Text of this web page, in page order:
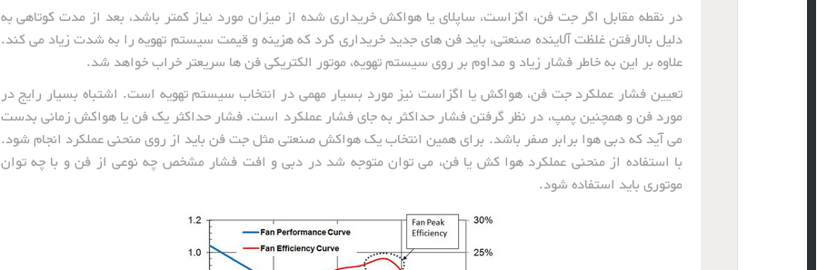
در نقطه مقابل اگر جت فن، اگزاست، ساپلای یا هواکش خریداری شده از میزان مورد نیاز کمتر باشد، بعد از مدت کوتاهی به
دلیل بالارفتن غلظت آلاینده صنعتی، باید فن های جدید خریداری کرد که هزینه و قیمت سیستم تهویه را به شدت زیاد می کند.
علاوه بر این به خاطر فشار زیاد و مداوم بر روی سیستم تهویه، موتور الکتریکی فن ها سریعتر خراب خواهد شد.
تعیین فشار عملکرد جت فن، هواکش یا اگزاست نیز مورد بسیار مهمی در انتخاب سیستم تهویه است. اشتباه بسیار رایج در
مورد فن و همچنین پمپ، در نظر گرفتن فشار حداکثر به جای فشار عملکرد است. فشار حداکثر یک فن یا هواکش زمانی بدست
می آید که دبی هوا برابر صفر باشد. برای همین انتخاب یک هواکش صنعتی مثل جت فن باید از روی منحنی عملکرد انجام شود.
با استفاده از منحنی عملکرد هوا کش یا فن، می توان متوجه شد در دبی و افت فشار مشخص چه نوعی از فن و با چه توان
موتوری باید استفاده شود.